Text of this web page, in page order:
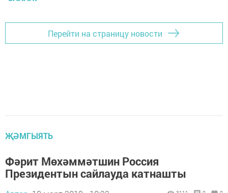
Перейти на страницу новости
ҖӘМГЫЯТЬ
Фәрит Мөхәммәтшин Россия
Президентын сайлауда катнашты